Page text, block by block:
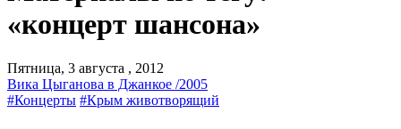
«концерт шансона»
Пятница, 3 августа , 2012
Вика Цыганова в Джанкое /2005
#Концерты #Крым животворящий